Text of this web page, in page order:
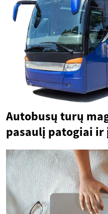
Autobusų turų
pasaulį patogiai ir